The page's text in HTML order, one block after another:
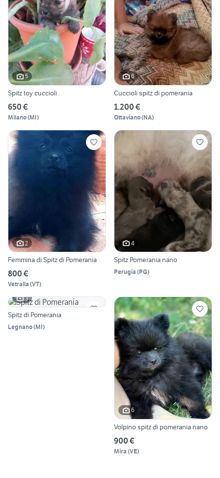
5
Spitz toy cuccioli
650 €
Milano(MI)
6
Cuccioli spitz di pomerania
1.200 €
Ottaviano(NA)
2
Femmina di Spitz di Pomerania
800 €
Vetralla (VT)
4
Spitz Pomerania nano
Perugia (PG)
3
Spitz di Pomerania
Legnano(MI)
6
Volpino spitz di pomerania nano
900 €
Mira (VE)